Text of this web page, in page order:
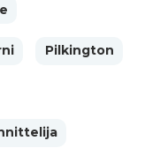
Pilkington